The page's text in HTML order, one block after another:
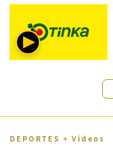
DEPORTES + Videos